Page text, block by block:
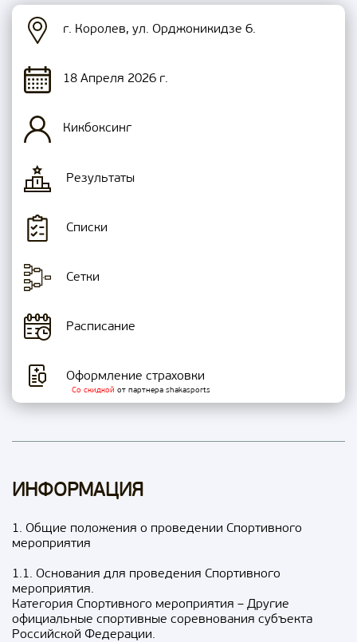
г. Королев, ул. Орджоникидзе 6.
18 Апреля 2026 г.
Кикбоксинг
Результаты
Списки
Сетки
Расписание
Оформление страховки
Со скидкой от партнера shakasports
ИНФОРМАЦИЯ
1. Общие положения о проведении Спортивного
мероприятия
1.1. Основания для проведения Спортивного
мероприятия.
Категория Спортивного мероприятия – Другие
официальные спортивные соревнования субъекта
Российской Федерации.